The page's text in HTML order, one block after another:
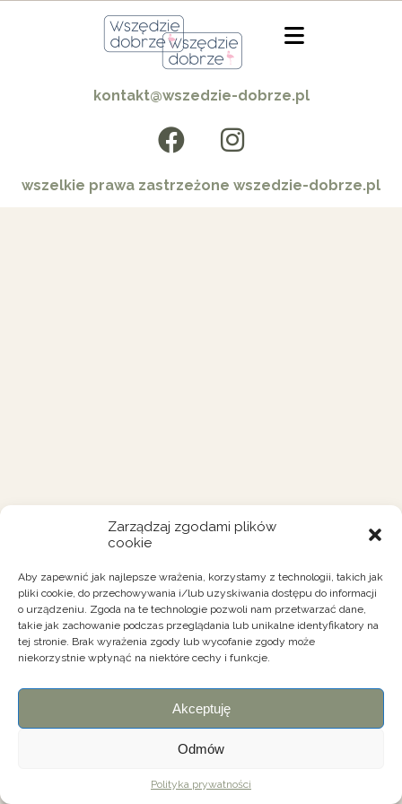
Zarządzaj zgodami plików
cookie
Aby zapewnić jak najlepsze wrażenia, korzystamy z technologii, takich jak
pliki cookie, do przechowywania i/lub uzyskiwania dostępu do informacji
o urządzeniu. Zgoda na te technologie pozwoli nam przetwarzać dane,
takie jak zachowanie podczas przeglądania lub unikalne identyfikatory na
tej stronie. Brak wyrażenia zgody lub wycofanie zgody może
niekorzystnie wpłynąć na niektóre cechy i funkcje.
Akceptuję
Odmów
Polityka prywatności
kontakt@wszedzie-dobrze.pl
wszelkie prawa zastrzeżone wszedzie-dobrze.pl